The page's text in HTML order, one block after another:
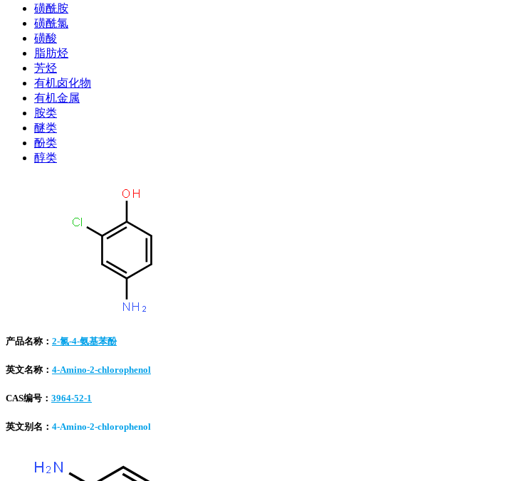
磺酰胺
磺酰氯
磺酸
脂肪烃
芳烃
有机卤化物
有机金属
胺类
醚类
酚类
醇类
产品名称： 2-氯-4-氨基苯酚
英文名称： 4-Amino-2-chlorophenol
CAS编号： 3964-52-1
英文别名： 4-Amino-2-chlorophenol